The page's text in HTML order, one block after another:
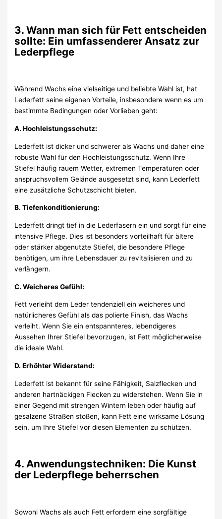
3. Wann man sich für Fett entscheiden
sollte: Ein umfassenderer Ansatz zur
Lederpflege
Während Wachs eine vielseitige und beliebte Wahl ist, hat
Lederfett seine eigenen Vorteile, insbesondere wenn es um
bestimmte Bedingungen oder Vorlieben geht:
A. Hochleistungsschutz:
Lederfett ist dicker und schwerer als Wachs und daher eine
robuste Wahl für den Hochleistungsschutz. Wenn Ihre
Stiefel häufig rauem Wetter, extremen Temperaturen oder
anspruchsvollem Gelände ausgesetzt sind, kann Lederfett
eine zusätzliche Schutzschicht bieten.
B. Tiefenkonditionierung:
Lederfett dringt tief in die Lederfasern ein und sorgt für eine
intensive Pflege. Dies ist besonders vorteilhaft für ältere
oder stärker abgenutzte Stiefel, die besondere Pflege
benötigen, um ihre Lebensdauer zu revitalisieren und zu
verlängern.
C. Weicheres Gefühl:
Fett verleiht dem Leder tendenziell ein weicheres und
natürlicheres Gefühl als das polierte Finish, das Wachs
verleiht. Wenn Sie ein entspannteres, lebendigeres
Aussehen Ihrer Stiefel bevorzugen, ist Fett möglicherweise
die ideale Wahl.
D. Erhöhter Widerstand:
Lederfett ist bekannt für seine Fähigkeit, Salzflecken und
anderen hartnäckigen Flecken zu widerstehen. Wenn Sie in
einer Gegend mit strengen Wintern leben oder häufig auf
gesalzene Straßen stoßen, kann Fett eine wirksame Lösung
sein, um Ihre Stiefel vor diesen Elementen zu schützen.
4. Anwendungstechniken: Die Kunst
der Lederpflege beherrschen
Sowohl Wachs als auch Fett erfordern eine sorgfältige